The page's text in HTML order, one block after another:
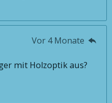
Vor 4 Monate
mit Holzoptik aus?